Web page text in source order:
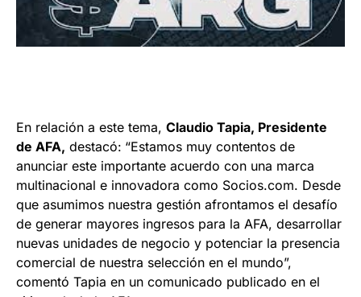
En relación a este tema, Claudio Tapia, Presidente
de AFA, destacó: “Estamos muy contentos de
anunciar este importante acuerdo con una marca
multinacional e innovadora como Socios.com. Desde
que asumimos nuestra gestión afrontamos el desafío
de generar mayores ingresos para la AFA, desarrollar
nuevas unidades de negocio y potenciar la presencia
comercial de nuestra selección en el mundo”,
comentó Tapia en un comunicado publicado en el